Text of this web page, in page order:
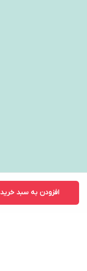
افزودن به سبد خرید